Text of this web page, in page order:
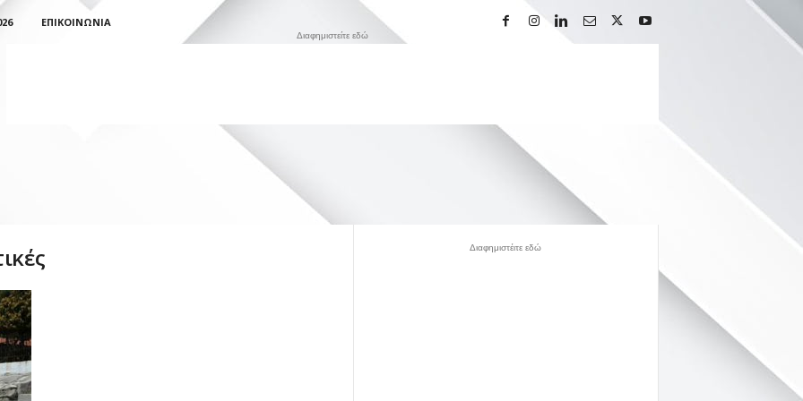
ΕΠΙΚΟΙΝΩΝΊΑ
Διαφημιστείτε εδώ
Διαφημιστέιτε εδώ